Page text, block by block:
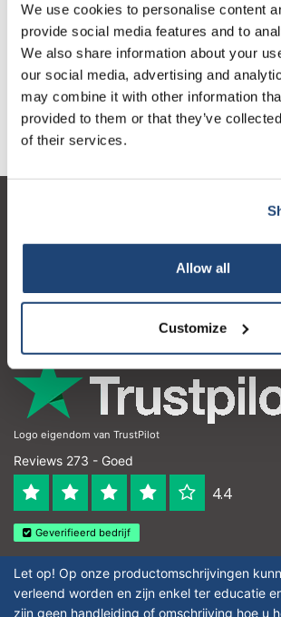
We use cookies to personalise content
provide social media features and to
We also share information about your
our social media, advertising and
may combine it with other information
provided to them or that they’ve
of their services.
Allow all
Customize
1 Stuk
Toevoegen aan
Informatie
Contactgegevens
Logo eigendom van TrustPilot
Reviews 273 - Goed
4.4
Geverifieerd bedrijf
Let op! Op onze productomschrijvingen
verleend worden en zijn enkel ter educatie
zijn geen handleiding of omschrijving hoe u